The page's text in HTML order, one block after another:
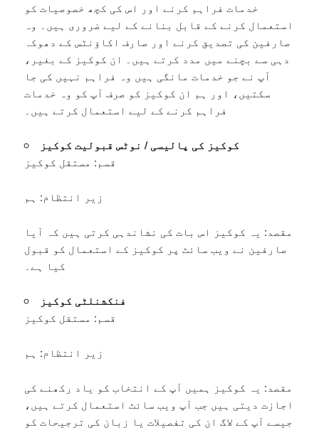
خدمات فراہم کرنے اور اس کی کچھ خصوصیات کو
استعمال کرنے کے قابل بنانے کے لیے ضروری ہیں۔ وہ
صارفین کی تصدیق کرنے اور صارف اکاؤنٹس کے دھوکہ
دہی سے بچنے میں مدد کرتے ہیں۔ ان کوکیز کے بغیر،
آپ نے جو خدمات مانگی ہیں وہ فراہم نہیں کی جا
سکتیں، اور ہم ان کوکیز کو صرف آپ کو وہ خدمات
فراہم کرنے کے لیے استعمال کرتے ہیں۔
کوکیز کی پالیسی / نوٹس قبولیت کوکیز
قسم: مستقل کوکیز
زیر انتظام: ہم
مقصد: یہ کوکیز اس بات کی نشاندہی کرتی ہیں کہ آیا
صارفین نے ویب سائٹ پر کوکیز کے استعمال کو قبول
کیا ہے۔
فنکشنلٹی کوکیز
قسم: مستقل کوکیز
زیر انتظام: ہم
مقصد: یہ کوکیز ہمیں آپ کے انتخاب کو یاد رکھنے کی
اجازت دیتی ہیں جب آپ ویب سائٹ استعمال کرتے ہیں،
جیسے آپ کے لاگ ان کی تفصیلات یا زبان کی ترجیحات کو